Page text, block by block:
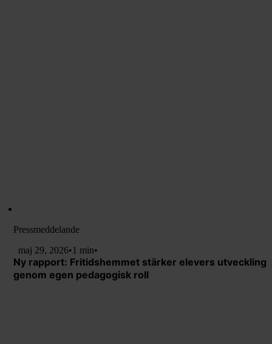
Pressmeddelande
maj 29, 2026•1 min•
Ny rapport: Fritidshemmet stärker elevers utveckling
genom egen pedagogisk roll